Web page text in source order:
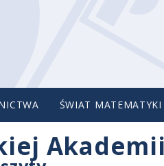
ŚWIAT MATEMATYKI